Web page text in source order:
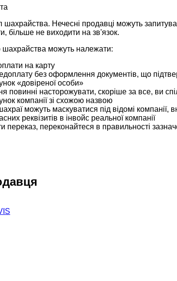
Нечесні продавці можуть
більше не виходити на зв'язок.
шахрайства можуть належати:
на карту
без оформлення документів, що
«довіреної особи»
повинні насторожувати, скоріше за все, ви
компанії зі схожою назвою
можуть маскуватися під відомі
реквізитів в інвойс реальної компанії
переказ, переконайтеся в правильності